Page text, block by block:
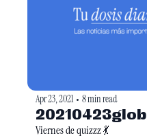
Apr 23, 2021 • 8 min read
20210423glob
Viernes de quizzz 💃